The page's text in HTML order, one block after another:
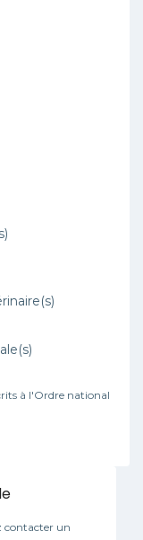
à l'Ordre national
contacter un